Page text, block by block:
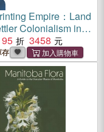
Empire：Land
Colonialism in
Newspapers
95 3458
存